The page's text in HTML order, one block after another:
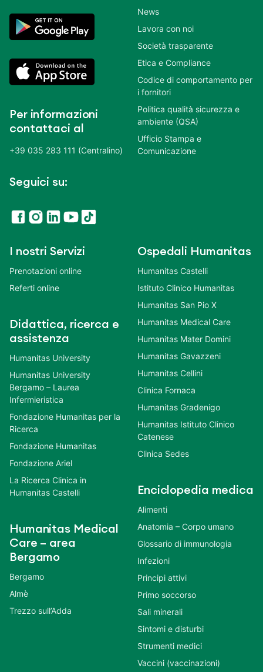
Per informazioni
contattaci al
+39 035 283 111 (Centralino)
Seguici su:
News
Lavora con noi
Società trasparente
Etica e Compliance
Codice di comportamento per
i fornitori
Politica qualità sicurezza e
ambiente (QSA)
Ufficio Stampa e
Comunicazione
I nostri Servizi
Prenotazioni online
Referti online
Didattica, ricerca e
assistenza
Humanitas University
Humanitas University
Bergamo – Laurea
Infermieristica
Fondazione Humanitas per la
Ricerca
Fondazione Humanitas
Fondazione Ariel
La Ricerca Clinica in
Humanitas Castelli
Humanitas Medical
Care – area
Bergamo
Bergamo
Almè
Trezzo sull’Adda
Ospedali Humanitas
Humanitas Castelli
Istituto Clinico Humanitas
Humanitas San Pio X
Humanitas Medical Care
Humanitas Mater Domini
Humanitas Gavazzeni
Humanitas Cellini
Clinica Fornaca
Humanitas Gradenigo
Humanitas Istituto Clinico
Catenese
Clinica Sedes
Enciclopedia medica
Alimenti
Anatomia – Corpo umano
Glossario di immunologia
Infezioni
Principi attivi
Primo soccorso
Sali minerali
Sintomi e disturbi
Strumenti medici
Vaccini (vaccinazioni)